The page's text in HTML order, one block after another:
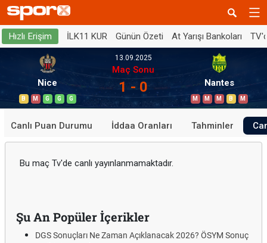
Hızlı Erişim İLK11 KUR Günün Özeti At Yarışı Bankoları
Nice
B M G G G
13.09.2025
Maç Sonu
1 - 0 Nantes
M M M B M
Canlı Puan Durumu İddaa Oranları Tahminler
Bu maç Tv'de canlı yayınlanmamaktadır.
Şu An Popüler İçerikler
DGS Sonuçları Ne Zaman Açıklanacak 2026? ÖSYM Sonuç